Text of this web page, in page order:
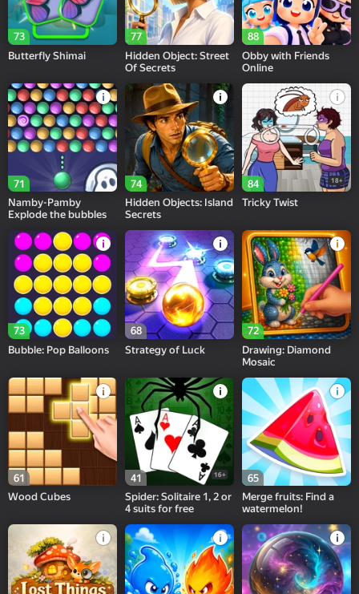
73
Butterfly Shimai
77
Hidden Object: Street
Of Secrets
88
Obby with Friends
Online
71
Namby-Pamby
Explode the bubbles
74
Hidden Objects: Island
Secrets
84 18+
Tricky Twist
73
Bubble: Pop Balloons
68
Strategy of Luck
72
Drawing: Diamond
Mosaic
61
Wood Cubes
41 16+
Spider: Solitaire 1, 2 or
4 suits for free
65
Merge fruits: Find a
watermelon!